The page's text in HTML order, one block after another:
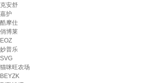
克安舒
嘉护
酷摩仕
俏博莱
EOZ
妙普乐
SVG
猫咪旺农场
BEYZK